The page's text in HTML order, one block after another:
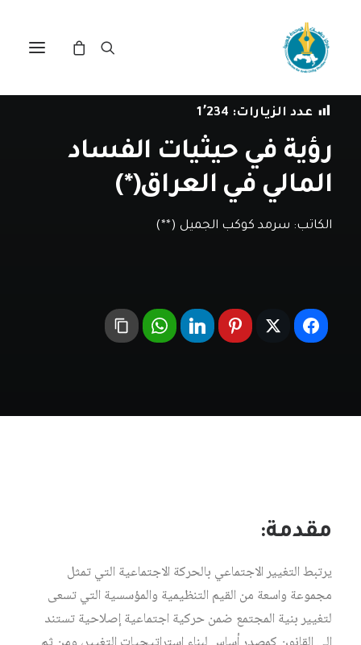
فيدراسات
عدد الزيارات: 1٬234
رؤية في حيثيات الفساد
المالي في العراق(*)
الكاتب: سرمد كوكب الجميل (**)
مقدمة:
يرتبط التغيير الاجتماعي بالحركة الاجتماعية التي تمثل
مجموعة واسعة من القيم التنظيمية والمؤسسية التي تسعى
لتغيير بنية المجتمع ضمن حركية اجتماعية إصلاحية تستند